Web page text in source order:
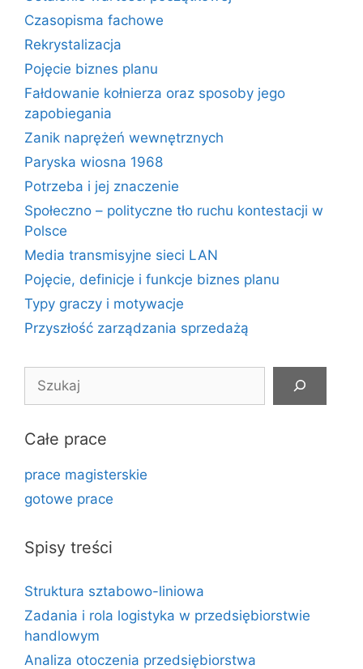
Czasopisma fachowe
Rekrystalizacja
Pojęcie biznes planu
Fałdowanie kołnierza oraz sposoby jego
zapobiegania
Zanik naprężeń wewnętrznych
Paryska wiosna 1968
Potrzeba i jej znaczenie
Społeczno – polityczne tło ruchu kontestacji w
Polsce
Media transmisyjne sieci LAN
Pojęcie, definicje i funkcje biznes planu
Typy graczy i motywacje
Przyszłość zarządzania sprzedażą
Całe prace
prace magisterskie
gotowe prace
Spisy treści
Struktura sztabowo-liniowa
Zadania i rola logistyka w przedsiębiorstwie
handlowym
Analiza otoczenia przedsiębiorstwa